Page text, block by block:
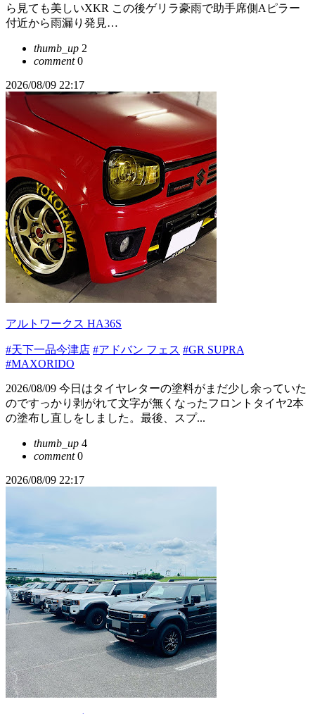
ら見ても美しいXKR この後ゲリラ豪雨で助手席側Aピラー
付近から雨漏り発見…
thumb_up 2
comment0
2026/08/09 22:17
アルトワークス HA36S
#天下一品今津店 #アドバン フェス #GR SUPRA
#MAXORIDO
2026/08/09 今日はタイヤレターの塗料がまだ少し余っていた
のですっかり剥がれて文字が無くなったフロントタイヤ2本
の塗布し直しをしました。最後、スプ...
thumb_up 4
comment0
2026/08/09 22:17